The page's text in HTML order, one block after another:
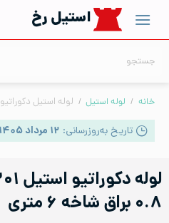
content
استیل رخ
خانه / لوله استیل / لوله استیل دکوراتیو
تاریخ به‌روزرسانی: ۱۲ مرداد ۱۴۰۵ | ۱۶:۳۵
۰.۸ براق شاخه ۶ متری